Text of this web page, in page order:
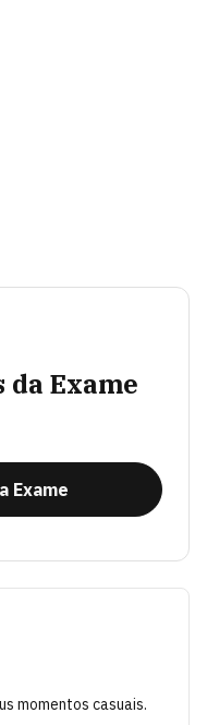
da Exame
Exame
momentos casuais.